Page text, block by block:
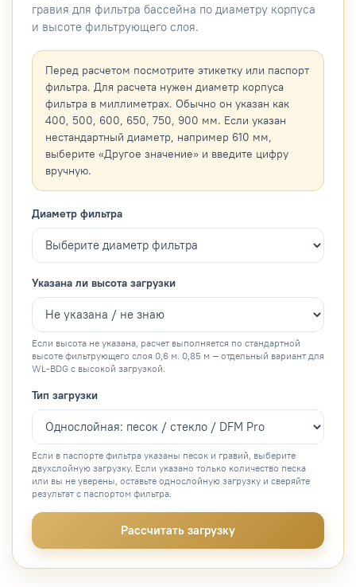
гравия для фильтра бассейна по диаметру корпуса
и высоте фильтрующего слоя.
Перед расчетом посмотрите этикетку или паспорт
фильтра. Для расчета нужен диаметр корпуса
фильтра в миллиметрах. Обычно он указан как
400, 500, 600, 650, 750, 900 мм. Если указан
нестандартный диаметр, например 610 мм,
выберите «Другое значение» и введите цифру
вручную.
Диаметр фильтра
Указана ли высота загрузки
Если высота не указана, расчет выполняется по стандартной
высоте фильтрующего слоя 0,6 м. 0,85 м — отдельный вариант для
WL-BDG с высокой загрузкой.
Тип загрузки
Если в паспорте фильтра указаны песок и гравий, выберите
двухслойную загрузку. Если указано только количество песка
или вы не уверены, оставьте однослойную загрузку и сверяйте
результат с паспортом фильтра.
Рассчитать загрузку